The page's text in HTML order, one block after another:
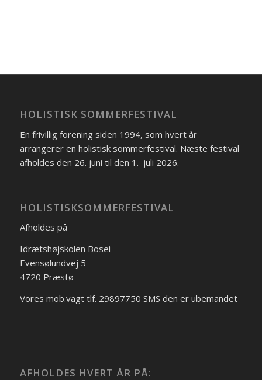
HOLISTISK SOMMERFESTIVAL
En frivillig forening siden 1994, som hvert år
arrangerer en holistisk sommerfestival. Næste festival
afholdes den 26. juni til den 1. juli 2026.
HOLISTISKSOMMERFESTIVAL
Afholdes på
Idrætshøjskolen Bosei
Evensølundvej 5
4720 Præstø
Vores mob.vagt tlf. 29897750 SMS den er ubemandet
AFHOLDES HVERT ÅR PÅ: